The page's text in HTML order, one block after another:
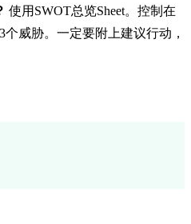
使用SWOT总览Sheet。控制在
威胁。一定要附上建议行动，